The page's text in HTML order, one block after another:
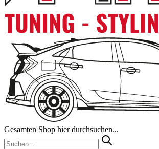
Gesamten Shop hier durchsuchen...